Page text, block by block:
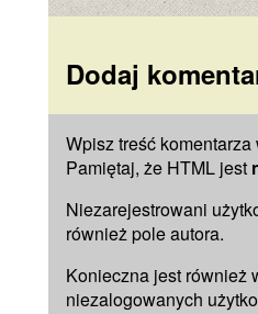
Dodaj
Wpisz treść
Pamiętaj, że HTML jest
Niezarejestrowani
również poleautora.
Konieczna jest również
niezalogowanych